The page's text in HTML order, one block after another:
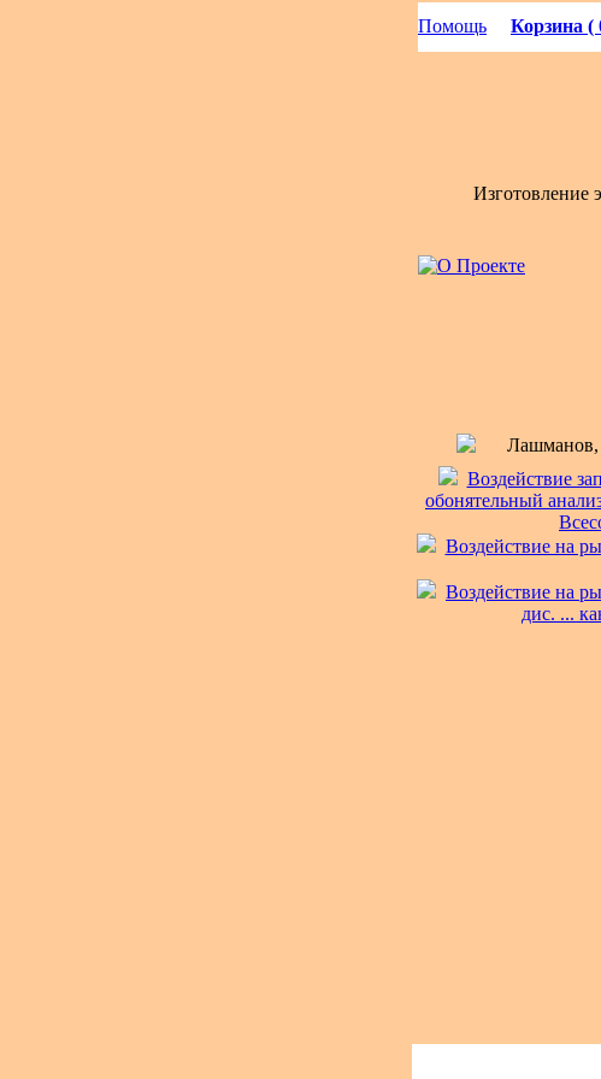
Помощь Корзина (
Изготовление
Воздействие
обонятельный
Воздействие на
Воздействие на
дис. ...